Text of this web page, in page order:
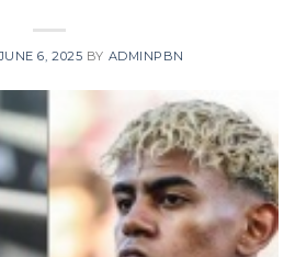
6, 2025 BY ADMINPBN